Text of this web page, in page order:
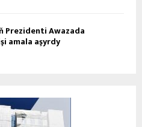
Prezidenti Awazada
amala aşyrdy